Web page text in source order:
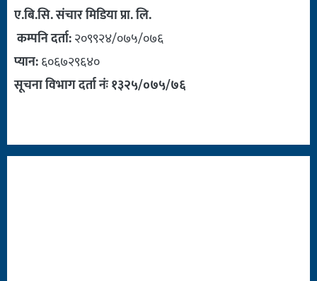
ए.बि.सि. संचार मिडिया प्रा. लि.
कम्पनि दर्ता:२०९९२४/०७५/०७६
प्यान:६०६७२९६४०
सूचना विभाग दर्ता नंः १३२५/०७५/७६